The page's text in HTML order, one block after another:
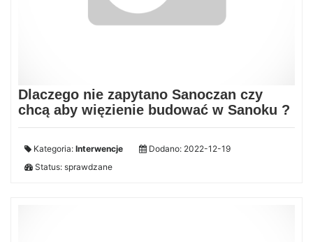
Dlaczego nie zapytano Sanoczan czy
chcą aby więzienie budować w Sanoku ?
Kategoria: Interwencje
Dodano: 2022-12-19
Status: sprawdzane